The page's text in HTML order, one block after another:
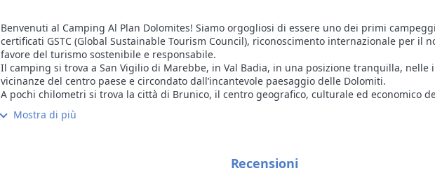
Benvenuti al Camping Al Plan Dolomites! Siamo orgogliosi di essere uno dei primi
certificati GSTC (Global Sustainable Tourism Council), riconoscimento internazionale per il
favore del turismo sostenibile e responsabile.
Il camping si trova a San Vigilio di Marebbe, in Val Badia, in una posizione tranquilla, nelle
vicinanze del centro paese e circondato dall’incantevole paesaggio delle Dolomiti.
A pochi chilometri si trova la città di Brunico, il centro geografico, culturale ed economico
Plan de Corones, Alto Adige.
San Vigilio di Marebbe si trova alle porte del Parco Naturale di Fanes-Senes-Braies,
Inoltre, il Dolomiti Superski e il Plan de Corones soddisferanno le richieste sciistiche più
Mostra di più
Recensioni